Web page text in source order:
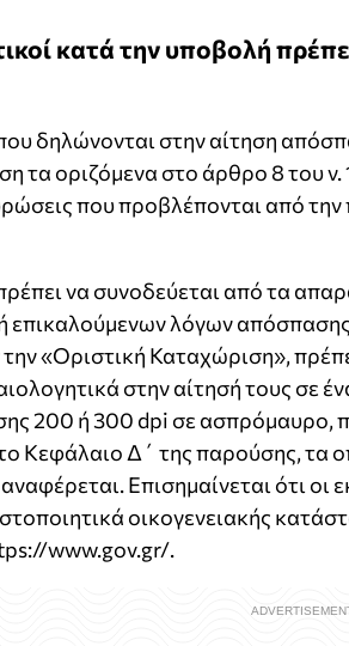
κατά την υποβολή
δηλώνονται στην αίτηση
τα οριζόμενα στο άρθρο 8 του
που προβλέπονται από
να συνοδεύεται από τα
επικαλούμενων λόγων
την «Οριστική Καταχώριση»,
στην αίτησή τους σε
200 ή 300 dpi σε ασπρόμαυρο,
Κεφάλαιο Δ΄ της παρούσης, τα
Επισημαίνεται ότι οι
οικογενειακής
www.gov.gr/.